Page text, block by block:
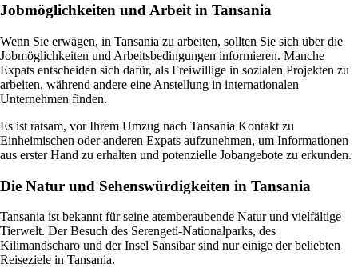
Jobmöglichkeiten und Arbeit in Tansania
Wenn Sie erwägen, in Tansania zu arbeiten, sollten Sie sich über die
Jobmöglichkeiten und Arbeitsbedingungen informieren. Manche
Expats entscheiden sich dafür, als Freiwillige in sozialen Projekten zu
arbeiten, während andere eine Anstellung in internationalen
Unternehmen finden.
Es ist ratsam, vor Ihrem Umzug nach Tansania Kontakt zu
Einheimischen oder anderen Expats aufzunehmen, um Informationen
aus erster Hand zu erhalten und potenzielle Jobangebote zu erkunden.
Die Natur und Sehenswürdigkeiten in Tansania
Tansania ist bekannt für seine atemberaubende Natur und vielfältige
Tierwelt. Der Besuch des Serengeti-Nationalparks, des
Kilimandscharo und der Insel Sansibar sind nur einige der beliebten
Reiseziele in Tansania.